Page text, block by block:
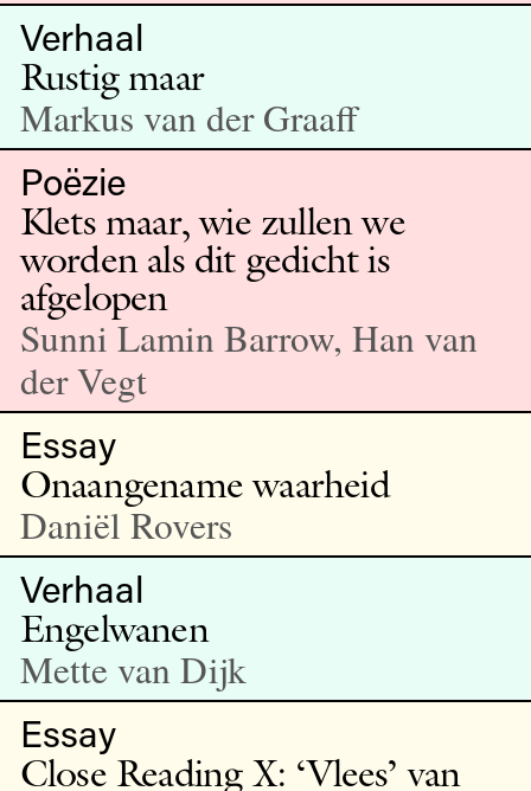
Verhaal
Rustig maar
Markus van der Graaff
Poëzie
Klets maar, wie zullen we
worden als dit gedicht is
afgelopen
Sunni Lamin Barrow, Han van
der Vegt
Essay
Onaangename waarheid
Daniël Rovers
Verhaal
Engelwanen
Mette van Dijk
Essay
Close Reading X: ‘Vlees’ van